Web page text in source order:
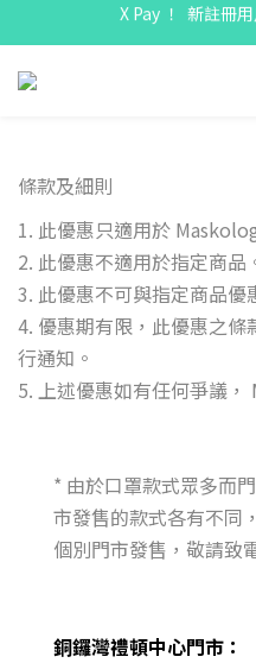
X Pay ！  新註冊
X Pay ！  新註冊
全線駱駝
購物折實滿
條款及細則
1. 此優惠只適用於
2. 此優惠不適用於指定商品
3. 此優惠不可與指定商品優
4. 優惠期有限，此優惠之
行通知。
5. 上述優惠如有任何爭議，
* 由於口罩款式眾多而
市發售的款式各有不同
個別門市發售，敬請致
銅鑼灣禮頓中心門市：